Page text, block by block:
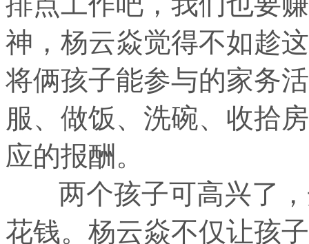
神，杨云焱觉得不如趁
将俩孩子能参与的家务
服、做饭、洗碗、收拾
应的报酬。
两个孩子可高兴了，
花钱。杨云焱不仅让孩